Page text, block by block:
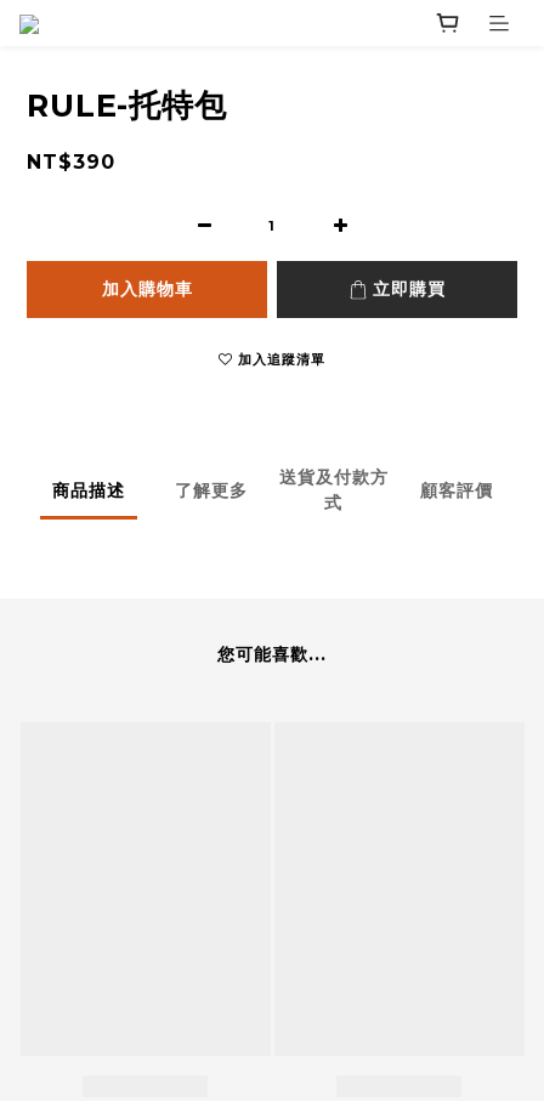
RULE-托特包
NT$390
加入購物車 立即購買
加入追蹤清單
商品描述 了解更多
送貨及付款方
式
顧客評價
您可能喜歡...